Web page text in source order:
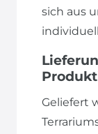
sich aus
Geliefert